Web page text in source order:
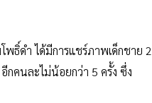
ธิ์ดำ ได้มีการแชร์ภาพเด็กชาย 2
คนละไม่น้อยกว่า 5 ครั้ง ซึ่ง